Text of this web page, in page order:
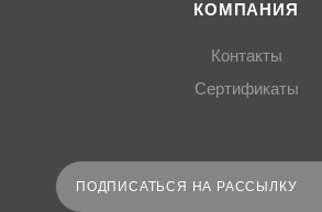
КОМПАНИЯ
Контакты
Сертификаты
ПОДПИСАТЬСЯ НА РАССЫЛКУ